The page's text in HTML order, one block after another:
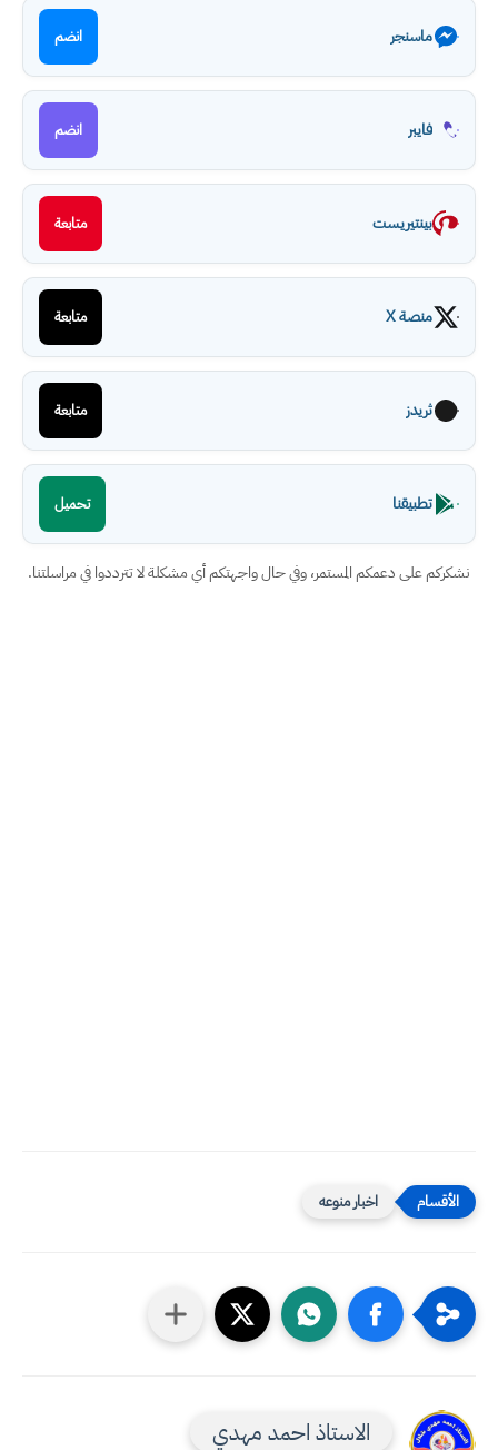
ماسنجر انضم
فايبر انضم
بينتيريست متابعة
منصة X متابعة
ثريدز متابعة
تطبيقنا تحميل
نشكركم على دعمكم المستمر، وفي حال واجهتكم أي مشكلة لا تترددوا في مراسلتنا.
اخبار منوعه
الاستاذ احمد مهدي